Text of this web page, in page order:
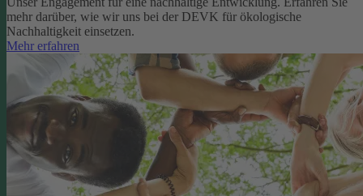
mehr darüber, wie wir uns bei der DEVK für ökologische
Nachhaltigkeit einsetzen.
Mehr erfahren